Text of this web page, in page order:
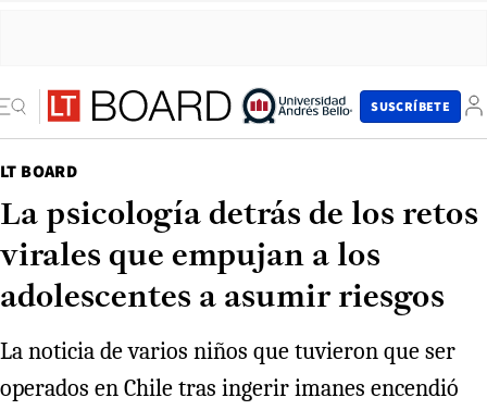
SUSCRÍBETE
LT BOARD
La psicología detrás de los retos
virales que empujan a los
adolescentes a asumir riesgos
La noticia de varios niños que tuvieron que ser
operados en Chile tras ingerir imanes encendió